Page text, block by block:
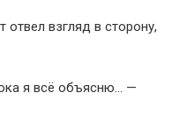
отвел взгляд в сторону,
я всё объясню… —